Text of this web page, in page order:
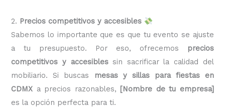
2. Precios competitivos y accesibles
Sabemos lo importante que es que tu evento se ajuste
a tu presupuesto. Por eso, ofrecemos
precios
competitivos y accesiblessin sacrificar la calidad del
mobiliario. Si buscas
mesas y sillas para fiestas en
CDMX a precios razonables, [Nombre de tu empresa]
es la opción perfecta para ti.